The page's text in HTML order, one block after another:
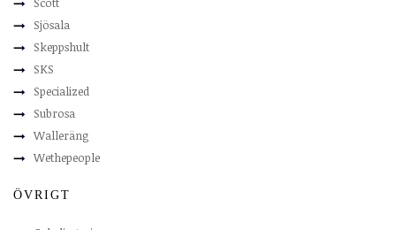
Sjösala
Skeppshult
SKS
Specialized
Subrosa
Walleräng
Wethepeople
ÖVRIGT